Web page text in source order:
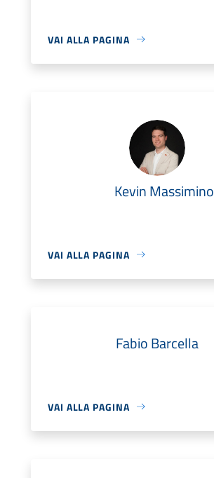
VAI ALLA PAGINA
Kevin Massimino
VAI ALLA PAGINA
Fabio Barcella
VAI ALLA PAGINA